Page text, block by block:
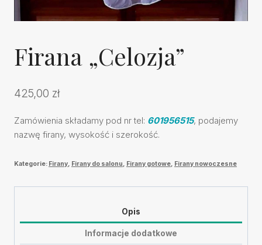
Firana „Celozja”
425,00 zł
Zamówienia składamy pod nr tel: 601956515, podajemy
nazwę firany, wysokość i szerokość.
Kategorie: Firany, Firany do salonu, Firany gotowe, Firany nowoczesne
Opis
Informacje dodatkowe